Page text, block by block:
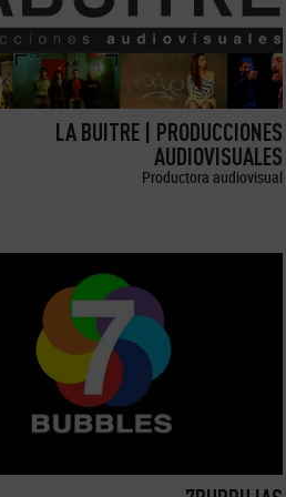
LA BUITRE | PRODUCCIONES
AUDIOVISUALES
Productora audiovisual